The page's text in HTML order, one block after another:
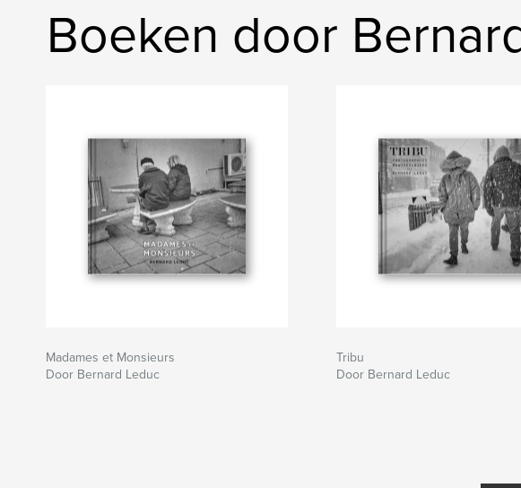
Boeken door
Madames et Monsieurs
Door Bernard Leduc
Tribu
Door Bernard Leduc